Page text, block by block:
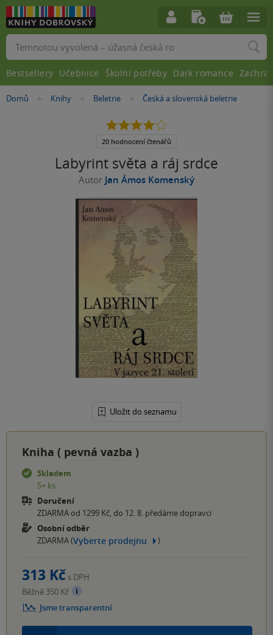
Nacházíte
Domů »
Knihy »
Beletrie »
Česká a slovenská beletrie
Labyrint světa a ráj srdce
Autor Jan Ámos Komenský
Uložit do seznamu
4.1
5
20 hodnocení čtenářů
Kniha ( pevná vazba )
Skladem
5+ ks
Doručení
ZDARMA od 1299 Kč, do 12. 8. předáme dopravci
Osobní odběr
ZDARMA (Vyberte prodejnu )
313 Kč s DPH
Běžně 350 Kč
Jsme transparentní
Vyhledávání
Bestsellery Učebnice Školní potřeby Dark romance